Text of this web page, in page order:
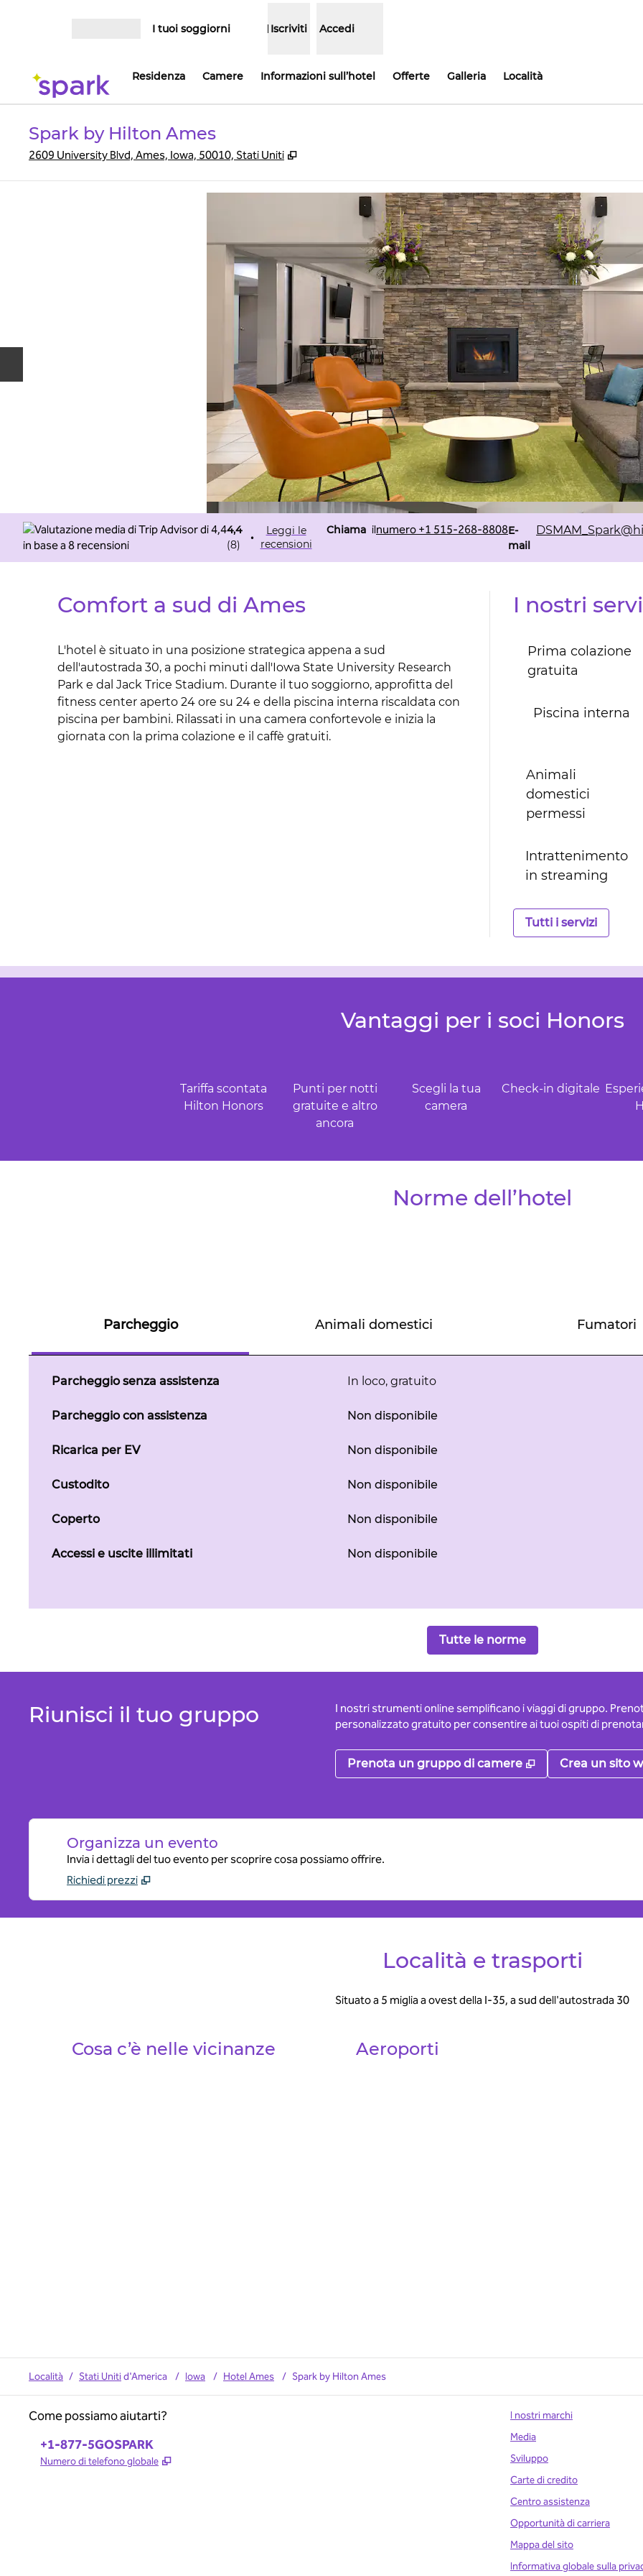
I tuoi soggiorni Iscriviti Accedi
Residenza Camere Informazioni sull’hotel Offerte Galleria Località
Spark by Hilton Ames
2609 University Blvd, Ames, Iowa, 50010, Stati Uniti ,
4,4
(8)
•
Leggi le
recensioni
Chiama
Chiama ilnumero +1 515-268-8808E-
mail
Email DSMAM_Spark
Comfort a sud di Ames
L'hotel è situato in una posizione strategica appena a sud
dell'autostrada 30, a pochi minuti dall'Iowa State University Research
Park e dal Jack Trice Stadium. Durante il tuo soggiorno, approfitta del
fitness center aperto 24 ore su 24 e della piscina interna riscaldata con
piscina per bambini. Rilassati in una camera confortevole e inizia la
giornata con la prima colazione e il caffè gratuiti.
I nostri
Prima colazione
gratuita
Piscina interna
Animali
domestici
permessi
Intrattenimento
in streaming
Tutti i servizi
Vantaggi per i soci Honors
Tariffa scontata
Hilton Honors
Punti per notti
gratuite e altro
ancora
Scegli la tua
camera
Check-in digitale
Norme dell’hotel
Parcheggio Animali domestici Fumatori
Parcheggio senza assistenza In loco, gratuito
Parcheggio con assistenza Non disponibile
Ricarica per EV Non disponibile
Custodito Non disponibile
Coperto Non disponibile
Accessi e uscite illimitati Non disponibile
Tutte le norme
Riunisci il tuo gruppo
I nostri strumenti online semplificano i viaggi di gruppo.
personalizzato gratuito per consentire ai tuoi ospiti di
Prenota un gruppo di camere , Apre una nuova
Crea un sito
Organizza un evento
Invia i dettagli del tuo evento per scoprire cosa possiamo offrire.
Richiedi prezzi
Località e trasporti
Situato a 5 miglia a ovest della I-35, a sud dell'autostrada 30
Cosa c’è nelle vicinanze Aeroporti
Località / Stati Uniti d'America / Iowa / Hotel Ames / Spark by Hilton Ames
Come possiamo aiutarti?
Telefono:
+1-877-5GOSPARK
Numero di telefono globale ,
I nostri marchi
Media
Sviluppo
Carte di credito
Centro assistenza
Opportunità di carriera
Mappa del sito
Informativa globale sulla